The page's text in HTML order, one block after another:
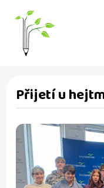
Přijetí u